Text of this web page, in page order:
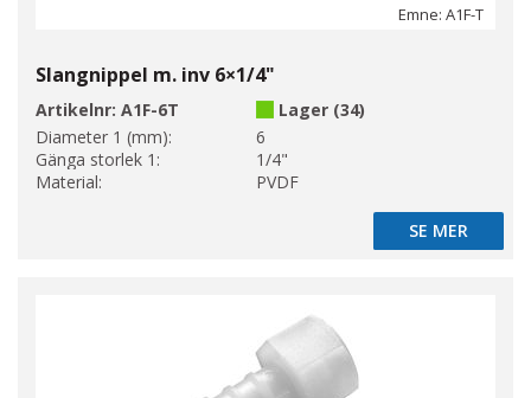
Emne: A1F-T
Slangnippel m. inv 6×1/4"
Artikelnr: A1F-6T
Lager (34)
Diameter 1 (mm):
6
Gänga storlek 1:
1/4"
Material:
PVDF
SE MER
SE MER